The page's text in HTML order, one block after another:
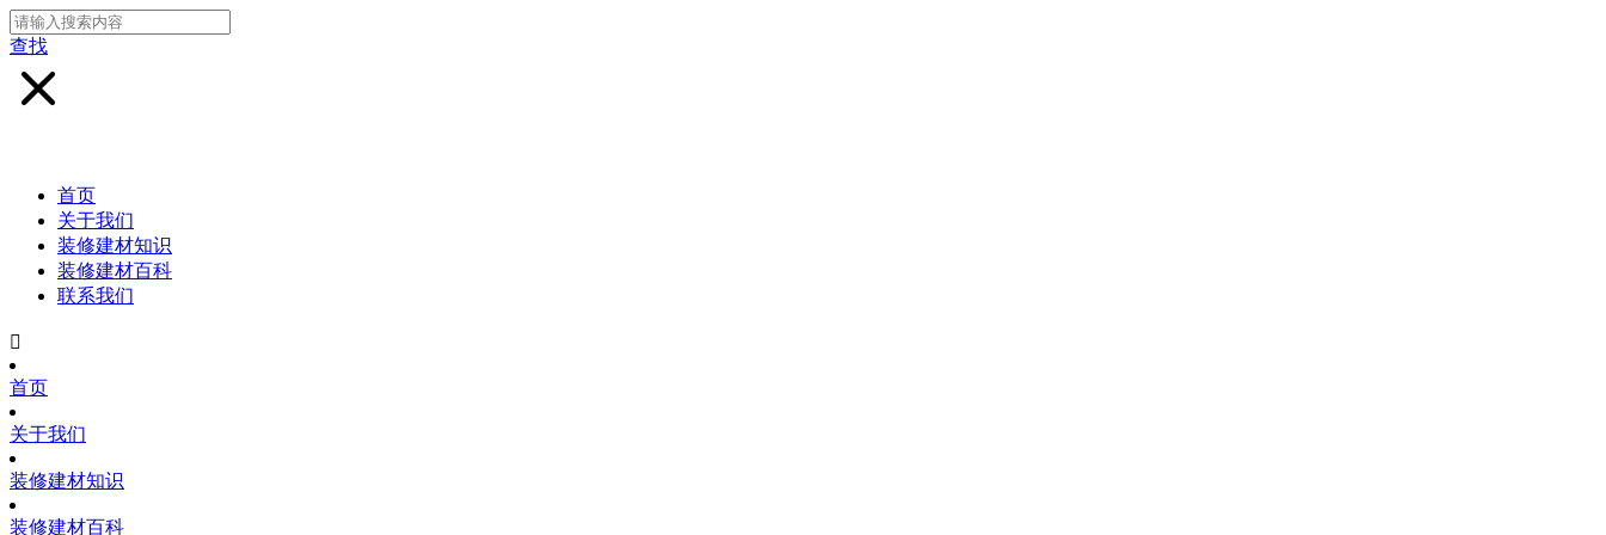
查找
首页
关于我们
装修建材知识
装修建材百科
联系我们

首页
关于我们
装修建材知识
装修建材百科